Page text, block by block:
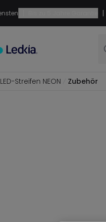
|
LED-Streifen NEON Zubehör